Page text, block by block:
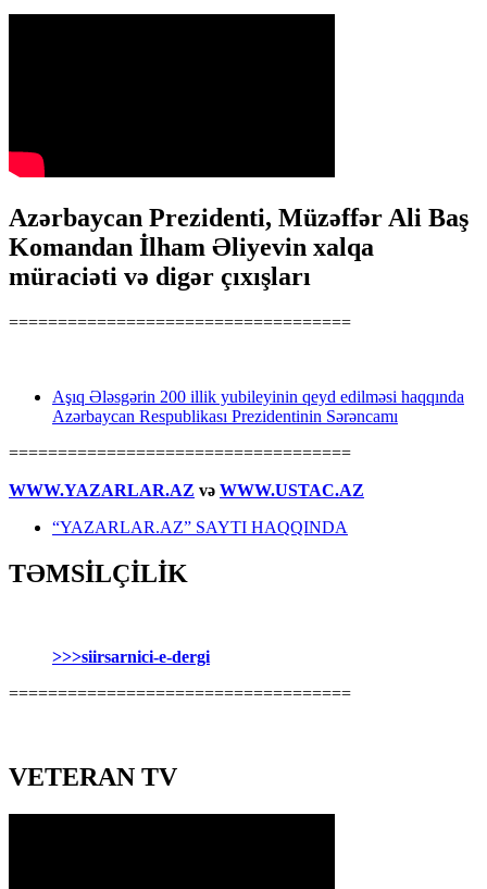
Azərbaycan Prezidenti, Müzəffər Ali Baş
Komandan İlham Əliyevin xalqa
müraciəti və digər çıxışları
===================================
Aşıq Ələsgərin 200 illik yubileyinin qeyd edilməsi haqqında
Azərbaycan Respublikası Prezidentinin Sərəncamı
===================================
WWW.YAZARLAR.AZ və WWW.USTAC.AZ
“YAZARLAR.AZ” SAYTI HAQQINDA
TƏMSİLÇİLİK
>>>siirsarnici-e-dergi
===================================
VETERAN TV